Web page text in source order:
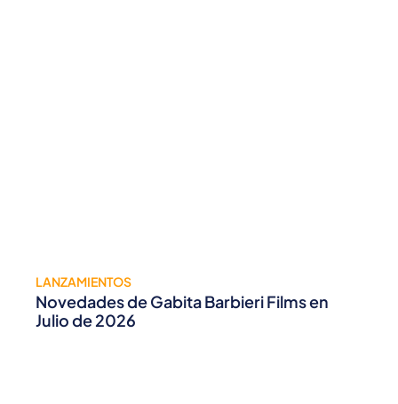
LANZAMIENTOS
Novedades de Gabita Barbieri Films en
Julio de 2026